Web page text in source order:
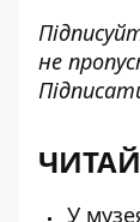
не
У